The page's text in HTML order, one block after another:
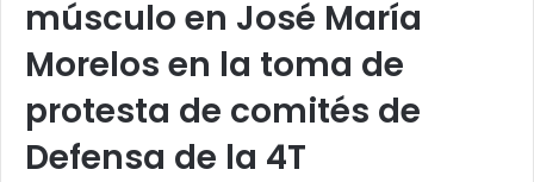
músculo en José María
Morelos en la toma de
protesta de comités de
Defensa de la 4T